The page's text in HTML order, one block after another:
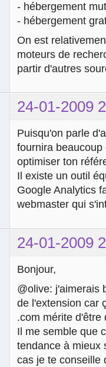
- hébergement
- hébergement
On est
moteurs de
partir d'autres
24-01-2009
Puisqu'on parle
fournira
optimiser ton
Il existe un outil
Google Analytics
webmaster qui
24-01-2009
Bonjour,
@olive: j'aimerais
de l'extension car
.com mérite d'être
Il me semble que
tendance à mieux
cas je te conseille